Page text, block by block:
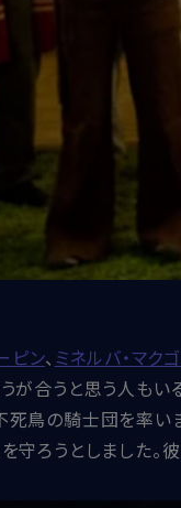
ピン、 ミネルバ・マク
が合うと思う人もい
鳥の騎士団を率い
守ろうとしました